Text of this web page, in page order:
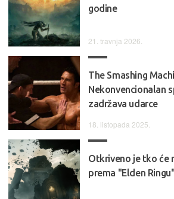
godine
21. travnja 2026.
The Smashing
Nekonvencionalan
zadržava udarce
18. listopada 2025.
Otkriveno je tko će
prema "Elden Ringu"